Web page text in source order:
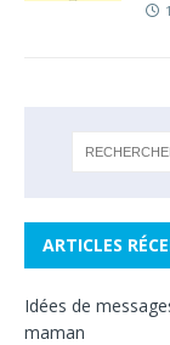
ARTICLES
Idées de
maman